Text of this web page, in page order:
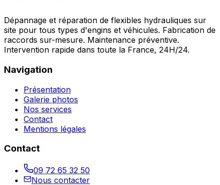
Dépannage et réparation de flexibles hydrauliques sur
site pour tous types d'engins et véhicules. Fabrication de
raccords sur-mesure. Maintenance préventive.
Intervention rapide dans toute la France, 24H/24.
Navigation
Présentation
Galerie photos
Nos services
Contact
Mentions légales
Contact
09 72 65 32 50
Nous contacter